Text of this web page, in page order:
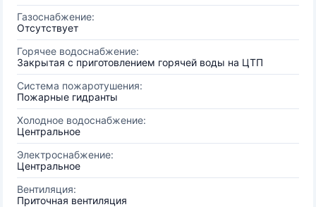
Газоснабжение:
Отсутствует
Горячее водоснабжение:
Закрытая с приготовлением горячей воды на ЦТП
Система пожаротушения:
Пожарные гидранты
Холодное водоснабжение:
Центральное
Электроснабжение:
Центральное
Вентиляция:
Приточная вентиляция